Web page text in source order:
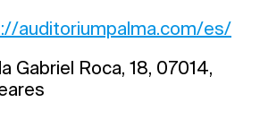
auditoriumpalma.com/es/
Gabriel Roca, 18, 07014,